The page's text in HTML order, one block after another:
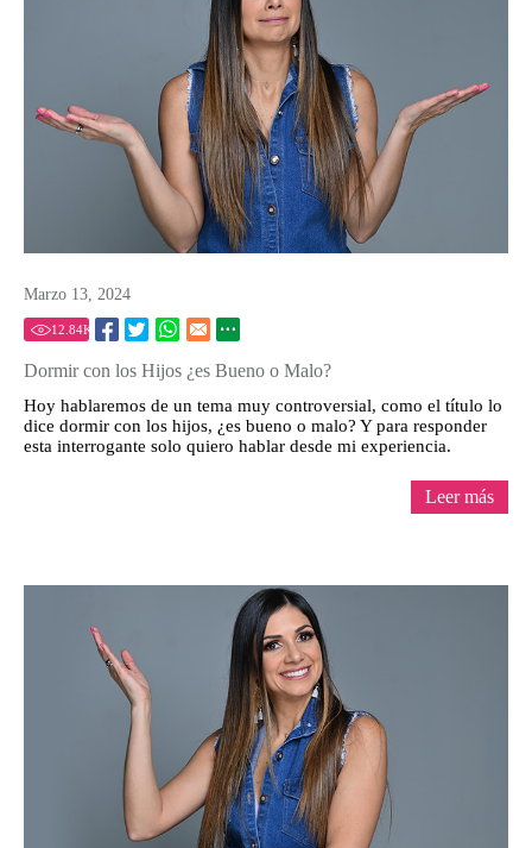
Marzo 13, 2024
12.84K
Dormir con los Hijos ¿es Bueno o Malo?
Hoy hablaremos de un tema muy controversial, como el título lo
dice dormir con los hijos, ¿es bueno o malo? Y para responder
esta interrogante solo quiero hablar desde mi experiencia.
Leer más